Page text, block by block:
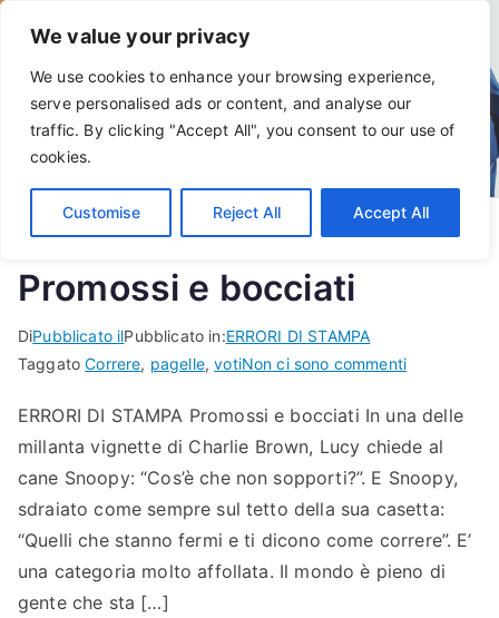
We value your privacy
We use cookies to enhance your browsing experience,
serve personalised ads or content, and analyse our
traffic. By clicking "Accept All", you consent to our use of
cookies.
Customise Reject All Accept All
contenuto
Promossi e bocciati
DiPubblicato ilPubblicato in:ERRORI DI STAMPA
TaggatoCorrere, pagelle,votiNon ci sono commentiper
e
bocciati
ERRORI DI STAMPA Promossi e bocciati In una delle
millanta vignette di Charlie Brown, Lucy chiede al
cane Snoopy: “Cos’è che non sopporti?”. E Snoopy,
sdraiato come sempre sul tetto della sua casetta:
“Quelli che stanno fermi e ti dicono come correre”. E’
una categoria molto affollata. Il mondo è pieno di
gente che sta […]